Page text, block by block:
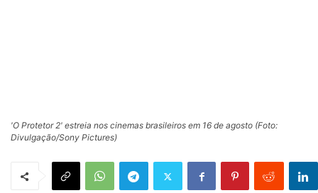
'O Protetor 2' estreia nos cinemas brasileiros em 16 de agosto (Foto:
Divulgação/Sony Pictures)